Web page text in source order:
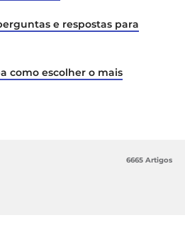
e respostas para
como escolher o mais
6665 Artigos